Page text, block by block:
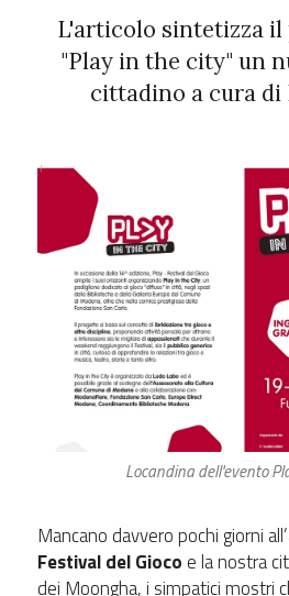
L'articolo sintetizza il
"Play in the city" un
cittadino a cura di
Locandina dell'evento
Mancano davvero pochi giorni
Festival del Gioco e la nostra
dei Moongha, i simpatici mostri